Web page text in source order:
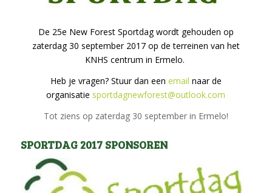
De 25e New Forest Sportdag wordt gehouden op
zaterdag 30 september 2017 op de terreinen van het
KNHS centrum in Ermelo.
Heb je vragen? Stuur dan een email naar de
organisatie sportdagnewforest@outlook.com
Tot ziens op zaterdag 30 september in Ermelo!
SPORTDAG 2017 SPONSOREN